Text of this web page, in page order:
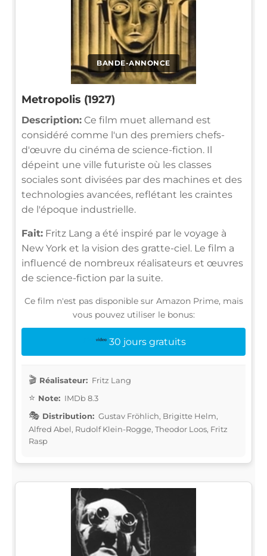
BANDE-ANNONCE
Metropolis (1927)
Description: Ce film muet allemand est
considéré comme l'un des premiers chefs-
d'œuvre du cinéma de science-fiction. Il
dépeint une ville futuriste où les classes
sociales sont divisées par des machines et des
technologies avancées, reflétant les craintes
de l'époque industrielle.
Fait: Fritz Lang a été inspiré par le voyage à
New York et la vision des gratte-ciel. Le film a
influencé de nombreux réalisateurs et œuvres
de science-fiction par la suite.
Ce film n'est pas disponible sur Amazon Prime, mais
vous pouvez utiliser le bonus:
30 jours gratuits
Réalisateur: Fritz Lang
Note: IMDb 8.3
Distribution: Gustav Fröhlich, Brigitte Helm,
Alfred Abel, Rudolf Klein-Rogge, Theodor Loos, Fritz
Rasp